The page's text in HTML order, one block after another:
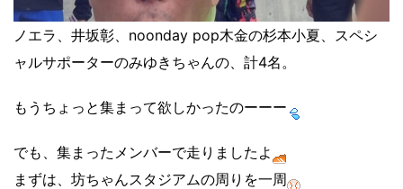
ノエラ、井坂彰、noonday pop木金の杉本小夏、スペシ
ャルサポーターのみゆきちゃんの、計4名。
もうちょっと集まって欲しかったのーーー
でも、集まったメンバーで走りましたよ
まずは、坊ちゃんスタジアムの周りを一周